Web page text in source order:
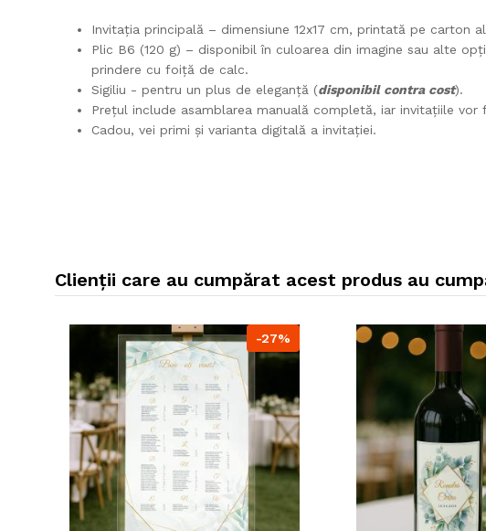
Invitația principală – dimensiune 12x17 cm, printată pe carton
Plic B6 (120 g) – disponibil în culoarea din imagine sau alte
prindere cu foiță de calc.
Sigiliu - pentru un plus de eleganță (disponibil contra cost).
Prețul include asamblarea manuală completă, iar invitațiile
Cadou, vei primi și varianta digitală a invitației.
Clienții care au cumpărat acest produs au
-27%